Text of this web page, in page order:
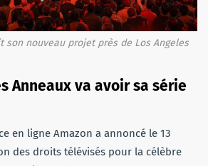
son nouveau projet près de Los Angeles
Anneaux va avoir sa série
en ligne Amazon a annoncé le 13
des droits télévisés pour la célèbre